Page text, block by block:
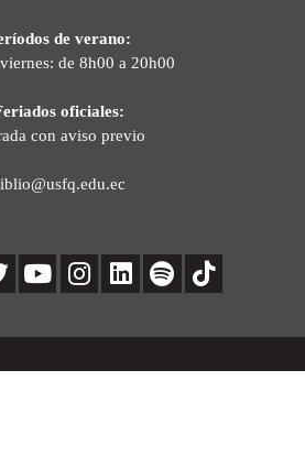
de verano:
de 8h00 a 20h00
oficiales:
con aviso previo